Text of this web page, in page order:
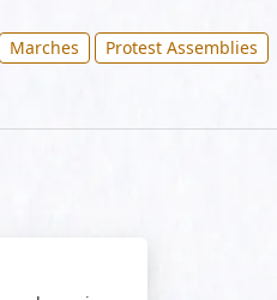
Marches
Protest Assemblies